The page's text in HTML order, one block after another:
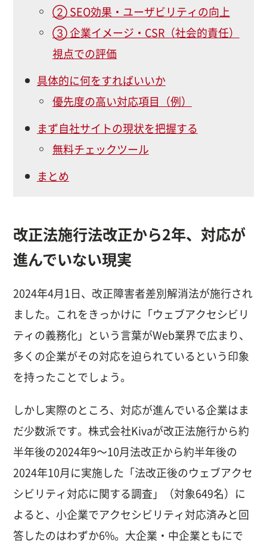
② SEO効果・ユーザビリティの向上
③ 企業イメージ・CSR（社会的責任）
視点での評価
具体的に何をすればいいか
優先度の高い対応項目（例）
まず自社サイトの現状を把握する
無料チェックツール
まとめ
改正法施行法改正から2年、対応が
進んでいない現実
2024年4月1日、改正障害者差別解消法が施行され
ました。これをきっかけに「ウェブアクセシビリ
ティの義務化」という言葉がWeb業界で広まり、
多くの企業がその対応を迫られているという印象
を持ったことでしょう。
しかし実際のところ、対応が進んでいる企業はま
だ少数派です。株式会社Kivaが改正法施行から約
半年後の2024年9〜10月法改正から約半年後の
2024年10月に実施した「法改正後のウェブアクセ
シビリティ対応に関する調査」（対象649名）に
よると、小企業でアクセシビリティ対応済みと回
答したのはわずか6%。大企業・中企業ともにで